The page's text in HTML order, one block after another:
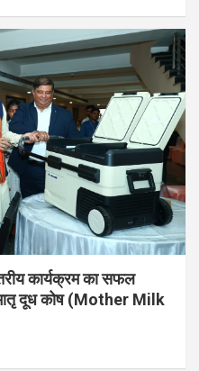
कार्यक्रम का सफल
दूध कोष (Mother Milk